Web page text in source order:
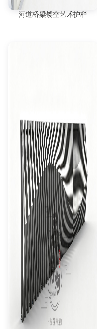
河道桥梁镂空艺术护栏